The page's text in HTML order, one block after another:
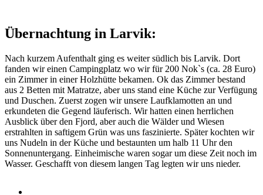
Übernachtung in Larvik:
Nach kurzem Aufenthalt ging es weiter südlich bis Larvik. Dort
fanden wir einen Campingplatz wo wir für 200 Nok`s (ca. 28 Euro)
ein Zimmer in einer Holzhütte bekamen. Ok das Zimmer bestand
aus 2 Betten mit Matratze, aber uns stand eine Küche zur Verfügung
und Duschen. Zuerst zogen wir unsere Laufklamotten an und
erkundeten die Gegend läuferisch. Wir hatten einen herrlichen
Ausblick über den Fjord, aber auch die Wälder und Wiesen
erstrahlten in saftigem Grün was uns faszinierte. Später kochten wir
uns Nudeln in der Küche und bestaunten um halb 11 Uhr den
Sonnenuntergang. Einheimische waren sogar um diese Zeit noch im
Wasser. Geschafft von diesem langen Tag legten wir uns nieder.